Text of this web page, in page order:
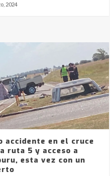
2024
accidente en el cruce
ruta 5 y acceso a
esta vez con un